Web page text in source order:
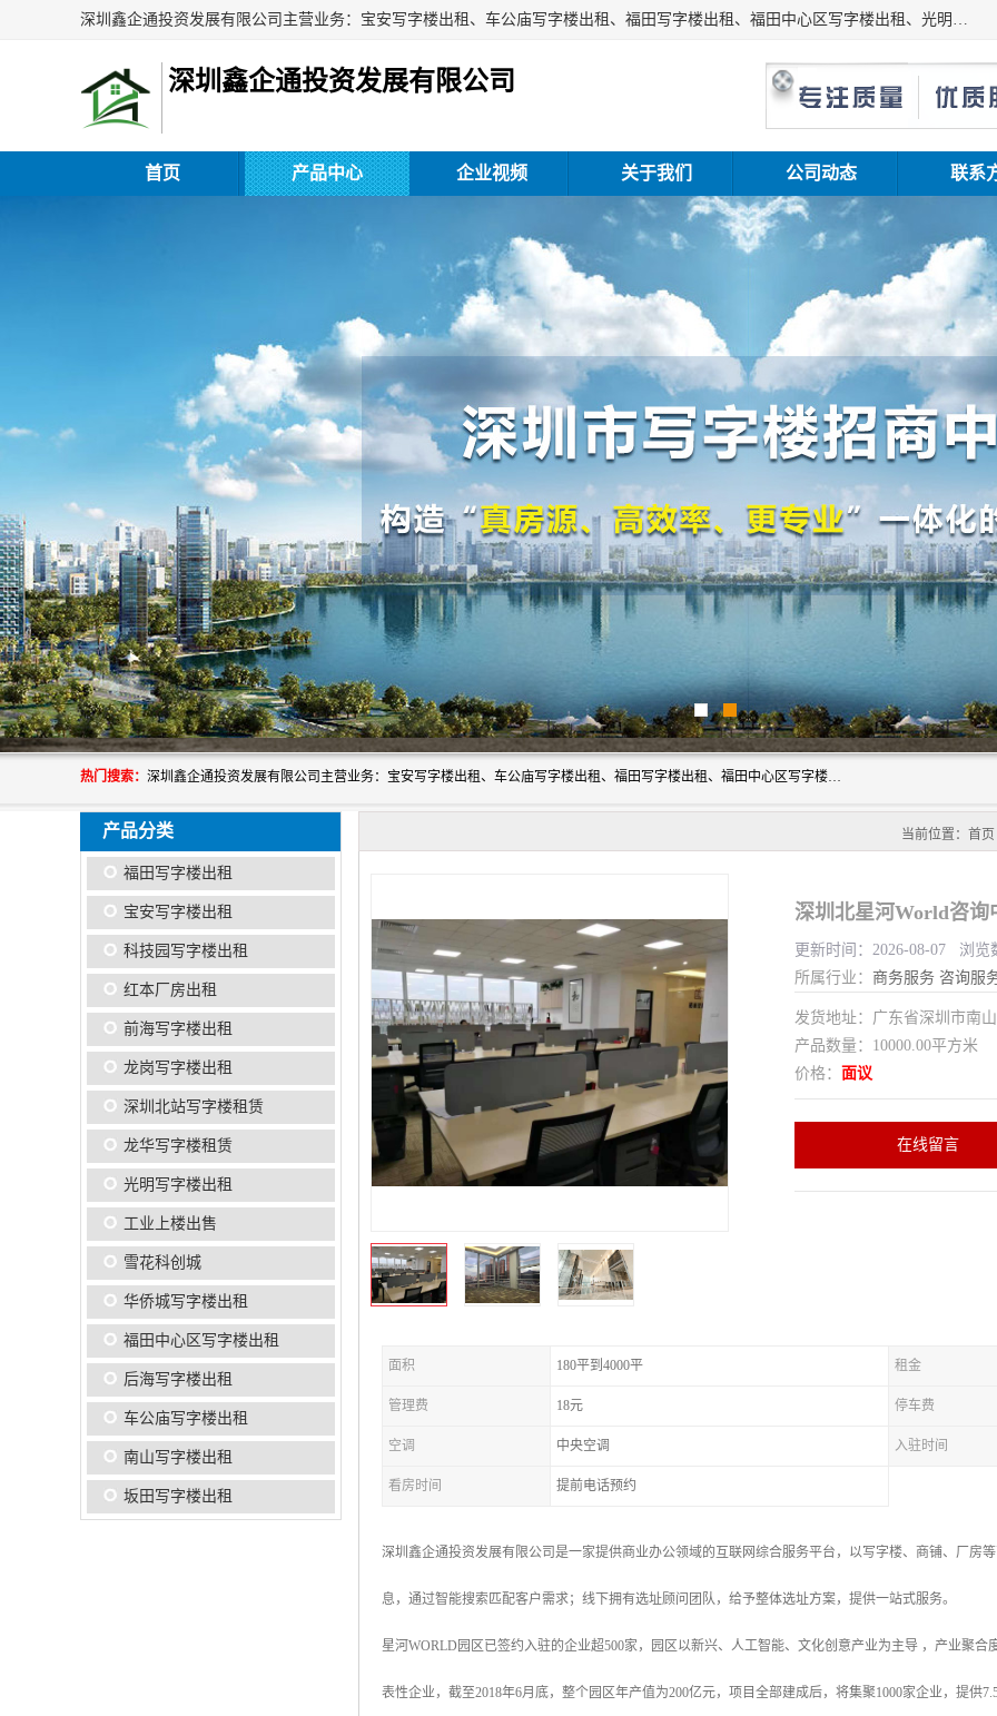
深圳鑫企通投资发展有限公司主营业务：宝安写字楼出租、车公庙写字楼出租、福田写字楼出租、福田中心区写字楼出租、光明写字楼出租、后海写字楼出租、科技园写字楼出租、南山写字楼出租等。公司专注为写字楼提供整体解决方案的化服务，依托于长期的写字楼线下运营经验和积累，以及丰富的互联网从业经验，拥有完善的服务架构体系、丰富的行业经验、与充分的销售资源。
深圳鑫企通投资发展有限公司
首页 产品中心 企业视频 关于我们 公司动态 联系
热门搜索： 深圳鑫企通投资发展有限公司主营业务：宝安写字楼出租、车公庙写字楼出租、福田写字楼出租、福田中心区写字楼出租、光明写字楼出租、后海写字楼出租、科技园写字楼出租、南山写字楼出租等。公司专注为写字楼提供整体解决方案的化服务，依托于长期的写字楼线下运营经验和积累，以及丰富的互联网从业经验，拥有完善的服务架构体系、丰富的行业经验、与充分的销售资源。
产品分类
福田写字楼出租
宝安写字楼出租
科技园写字楼出租
红本厂房出租
前海写字楼出租
龙岗写字楼出租
深圳北站写字楼租赁
龙华写字楼租赁
光明写字楼出租
工业上楼出售
雪花科创城
华侨城写字楼出租
福田中心区写字楼出租
后海写字楼出租
车公庙写字楼出租
南山写字楼出租
坂田写字楼出租
当前位置： 首页
深圳北星河World咨询
更新时间：2026-08-07 浏览
所属行业： 商务服务 咨询服
发货地址：广东省深圳市南
产品数量：10000.00平方米
价格： 面议
在线留言
面积 180平到4000平 租金
管理费 18元 停车费
空调 中央空调 入驻时间
看房时间 提前电话预约
深圳鑫企通投资发展有限公司是一家提供商业办公领域的互联网综合服务平台，以写字楼、商铺、厂房
息，通过智能搜索匹配客户需求；线下拥有选址顾问团队，给予整体选址方案，提供一站式服务。
星河WORLD园区已签约入驻的企业超500家，园区以新兴、人工智能、文化创意产业为主导 ，产业聚
表性企业，截至2018年6月底，整个园区年产值为200亿元，项目全部建成后，将集聚1000家企业，提供